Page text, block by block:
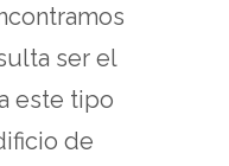
ser el
este tipo
de